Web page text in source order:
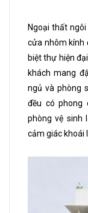
Ngoại thất
cửa nhôm kính
biệt thự hiện
khách mang
ngủ và phòng
đều có phong
phòng vệ sinh
cảm giác khoái